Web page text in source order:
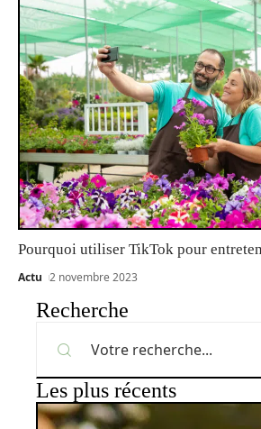
Pourquoi utiliser TikTok pour
Actu 2 novembre 2023
Recherche
Les plus récents